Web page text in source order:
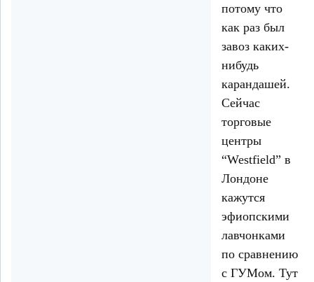
потому что
как раз был
завоз каких-
нибудь
карандашей.
Сейчас
торговые
центры
“Westfield” в
Лондоне
кажутся
эфиопскими
лавчонками
по сравнению
с ГУМом. Тут